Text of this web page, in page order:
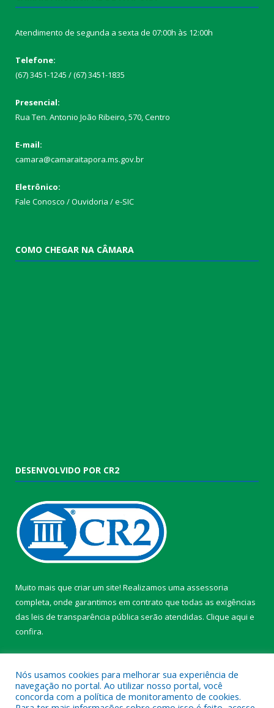
Atendimento de segunda a sexta de 07:00h às 12:00h
Telefone:
(67) 3451-1245 / (67) 3451-1835
Presencial:
Rua Ten. Antonio João Ribeiro, 570, Centro
E-mail:
camara@camaraitapora.ms.gov.br
Eletrônico:
Fale Conosco / Ouvidoria / e-SIC
COMO CHEGAR NA CÂMARA
DESENVOLVIDO POR CR2
Muito mais que criar um site! Realizamos uma assessoria
completa, onde garantimos em contrato que todas as exigências
das leis de transparência pública serão atendidas. Clique aqui e
confira.
Nós usamos cookies para melhorar sua experiência de
navegação no portal. Ao utilizar nosso portal, você
concorda com a política de monitoramento de cookies.